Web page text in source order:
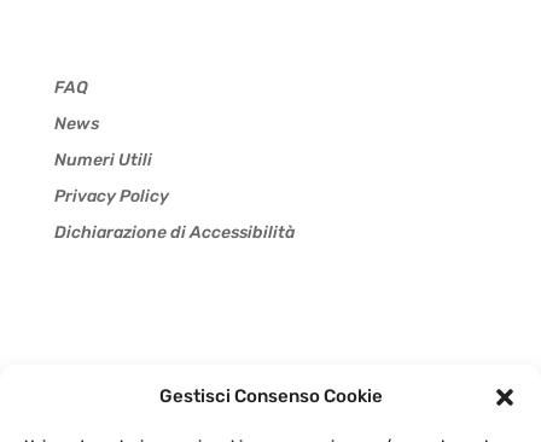
Gestisci Consenso Cookie
FAQ
News
Numeri Utili
Privacy Policy
Dichiarazione di Accessibilità
©2009-2021 GEAC SpA -Sede legale: Strada Statale